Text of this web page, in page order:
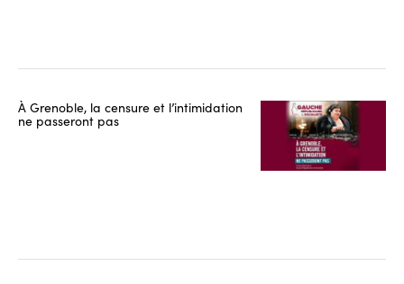
À Grenoble, la censure et l’intimidation
ne passeront pas